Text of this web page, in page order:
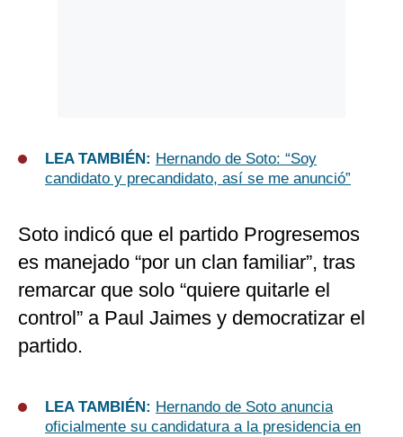
LEA TAMBIÉN: Hernando de Soto: “Soy
candidato y precandidato, así se me anunció”
Soto indicó que el partido Progresemos
es manejado “por un clan familiar”, tras
remarcar que solo “quiere quitarle el
control” a Paul Jaimes y democratizar el
partido.
LEA TAMBIÉN: Hernando de Soto anuncia
oficialmente su candidatura a la presidencia en